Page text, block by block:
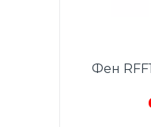
Фен